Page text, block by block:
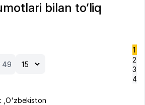
bilan to’liq
49
1
2
3
4
,O'zbekiston